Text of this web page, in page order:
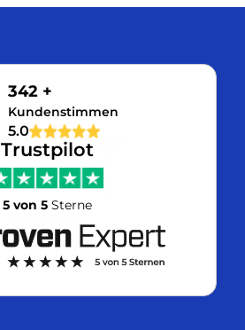
342 +
Kundenstimmen
5.0
Trustpilot
5 von 5 Sterne